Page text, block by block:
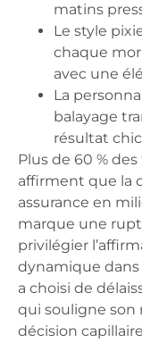
matins
Le style
chaque
avec une
La
balayage
résultat
Plus de 60 %
affirment que la
assurance en
marque une
privilégier
dynamique
a choisi de
qui souligne son
décision